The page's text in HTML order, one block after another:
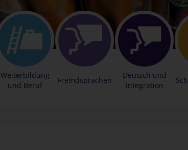
Weiterbildung
und Beruf
Fremdsprachen
Deutsch und
Integration